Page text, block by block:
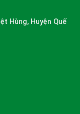
Hùng, Huyện Quế